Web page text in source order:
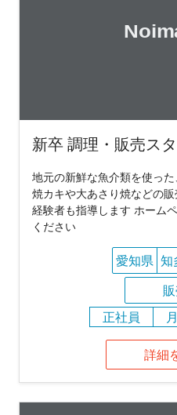
新卒 調理・販売ス
地元の新鮮な魚介類を使っ
焼カキや大あさり焼などの
経験者も指導します ホーム
ください
愛知県 知
正社員
詳細